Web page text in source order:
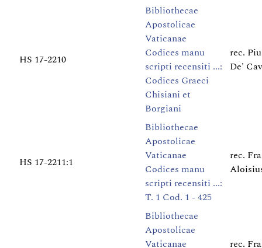
HS 17-2210
Bibliothecae
Apostolicae
Vaticanae
Codices manu
scripti recensiti ...:
Codices Graeci
Chisiani et
Borgiani
rec.
De'
HS 17-2211:1
Bibliothecae
Apostolicae
Vaticanae
Codices manu
scripti recensiti ...:
T. 1 Cod. 1 - 425
rec.
Bibliothecae
Apostolicae
Vaticanae
rec.